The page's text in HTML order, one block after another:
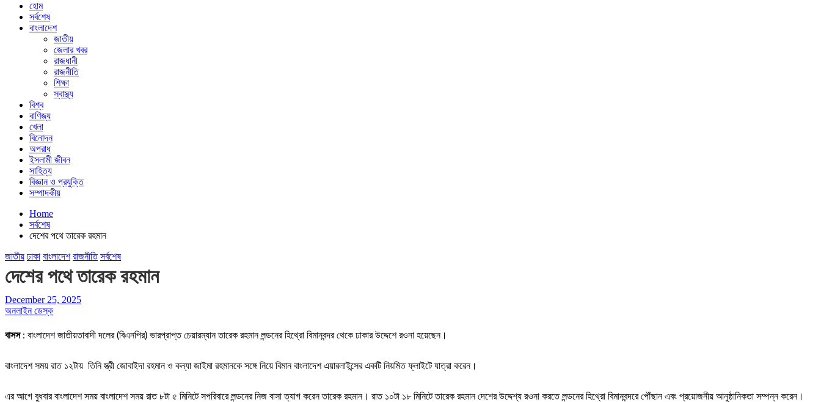
হোম
সর্বশেষ
বাংলাদেশ
জাতীয়
জেলার খবর
রাজধানী
রাজনীতি
শিক্ষা
স্বাস্থ্য
বিশ্ব
বাণিজ্য
খেলা
বিনোদন
অপরাধ
ইসলামী জীবন
সাহিত্য
বিজ্ঞান ও প্রযুক্তি
সম্পাদকীয়
Home
সর্বশেষ
দেশের পথে তারেক রহমান
জাতীয় ঢাকা বাংলাদেশ রাজনীতি সর্বশেষ
দেশের পথে তারেক রহমান
December 25, 2025
অনলাইন ডেস্ক
বাসস : বাংলাদেশ জাতীয়তাবাদী দলের (বিএনপির) ভারপ্রাপ্ত চেয়ারম্যান তারেক রহমান লন্ডনের হিথ্রো বিমানবন্দর থেকে ঢাকার উদ্দেশে রওনা হয়েছেন।
বাংলাদেশ সময় রাত ১২টায় তিনি স্ত্রী জোবাইদা রহমান ও কন্যা জাইমা রহমানকে সঙ্গে নিয়ে বিমান বাংলাদেশ এয়ারলাইন্সের একটি নিয়মিত ফ্লাইটে যাত্রা করেন।
এর আগে বুধবার বাংলাদেশ সময় বাংলাদেশ সময় রাত ৮টা ৫ মিনিটে সপরিবারে লন্ডনের নিজ বাসা ত্যাগ করেন তারেক রহমান। রাত ১০টা ১৮ মিনিটে তারেক রহমান দেশের উদ্দেশ্য রওনা করতে লন্ডনের হিথ্রো বিমানবন্দরে পৌঁছান এবং প্রয়োজনীয় আনুষ্ঠানিকতা সম্পন্ন করেন।